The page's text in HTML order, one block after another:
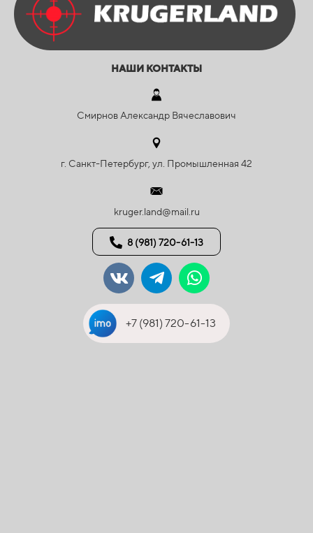
НАШИ КОНТАКТЫ
Смирнов Александр Вячеславович
г. Санкт-Петербург, ул. Промышленная 42
kruger.land@mail.ru
8 (981) 720-61-13
+7 (981) 720-61-13